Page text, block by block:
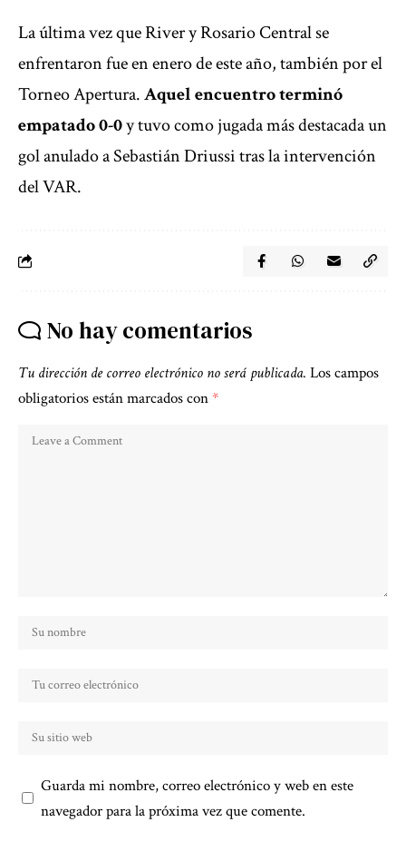
La última vez que River y Rosario Central se
enfrentaron fue en enero de este año, también por el
Torneo Apertura.Aquel encuentro terminó
empatado 0-0y tuvo como jugada más destacada un
gol anulado a Sebastián Driussi tras la intervención
del VAR.
No hay comentarios
Tu dirección de correo electrónico no será publicada. Los campos
obligatorios están marcados con*
Guarda mi nombre, correo electrónico y web en este
navegador para la próxima vez que comente.